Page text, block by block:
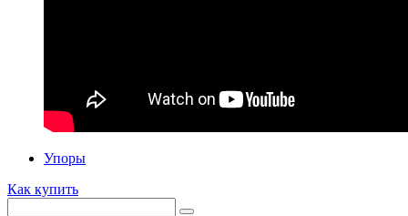
Упоры
Как купить